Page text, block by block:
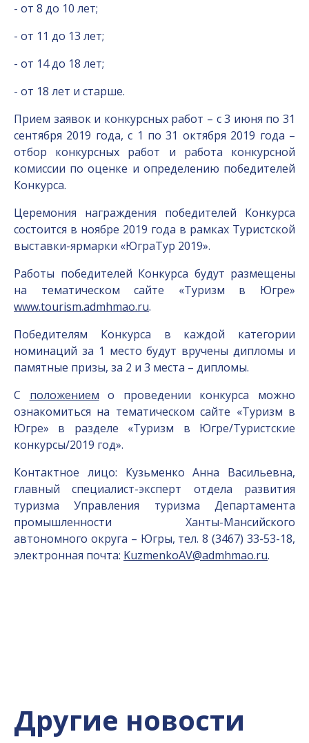
- от 8 до 10 лет;
- от 11 до 13 лет;
- от 14 до 18 лет;
- от 18 лет и старше.
Прием заявок и конкурсных работ – с 3 июня по 31
сентября 2019 года, с 1 по 31 октября 2019 года –
отбор конкурсных работ и работа конкурсной
комиссии по оценке и определению победителей
Конкурса.
Церемония награждения победителей Конкурса
состоится в ноябре 2019 года в рамках Туристской
выставки-ярмарки «ЮграТур 2019».
Работы победителей Конкурса будут размещены
на тематическом сайте «Туризм в Югре»
www.tourism.admhmao.ru.
Победителям Конкурса в каждой категории
номинаций за 1 место будут вручены дипломы и
памятные призы, за 2 и 3 места – дипломы.
С положением о проведении конкурса можно
ознакомиться на тематическом сайте «Туризм в
Югре» в разделе «Туризм в Югре/Туристские
конкурсы/2019 год».
Контактное лицо: Кузьменко Анна Васильевна,
главный специалист-эксперт отдела развития
туризма Управления туризма Департамента
промышленности Ханты-Мансийского
автономного округа – Югры, тел. 8 (3467) 33-53-18,
электронная почта: KuzmenkoAV@admhmao.ru.
Другие новости